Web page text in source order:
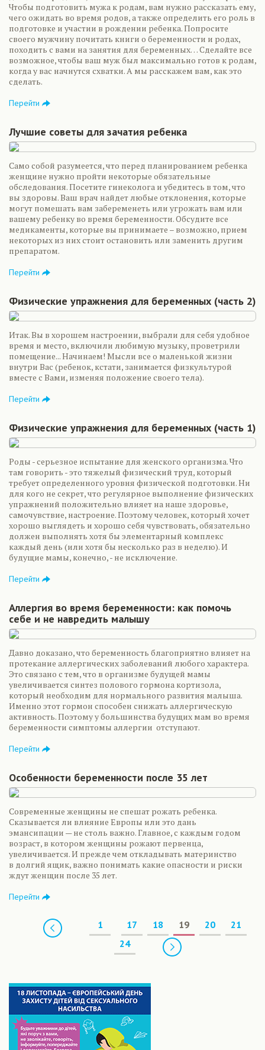
Чтобы подготовить мужа к родам, вам нужно рассказать ему,
чего ожидать во время родов, а также определить его роль в
подготовке и участии в рождении ребенка. Попросите
своего мужчину почитать книги о беременности и родах,
походить с вами на занятия для беременных… Сделайте все
возможное, чтобы ваш муж был максимально готов к родам,
когда у вас начнутся схватки. А мы расскажем вам, как это
сделать.
Перейти
Лучшие советы для зачатия ребенка
Само собой разумеется, что перед планированием ребенка
женщине нужно пройти некоторые обязательные
обследования. Посетите гинеколога и убедитесь в том, что
вы здоровы. Ваш врач найдет любые отклонения, которые
могут помешать вам забеременеть или угрожать вам или
вашему ребенку во время беременности. Обсудите все
медикаменты, которые вы принимаете – возможно, прием
некоторых из них стоит остановить или заменить другим
препаратом.
Перейти
Физические упражнения для беременных (часть 2)
Итак. Вы в хорошем настроении, выбрали для себя удобное
время и место, включили любимую музыку, проветрили
помещение... Начинаем! Мысли все о маленькой жизни
внутри Вас (ребенок, кстати, занимается физкультурой
вместе с Вами, изменяя положение своего тела).
Перейти
Физические упражнения для беременных (часть 1)
Роды - серьезное испытание для женского организма. Что
там говорить - это тяжелый физический труд, который
требует определенного уровня физической подготовки. Ни
для кого не секрет, что регулярное выполнение физических
упражнений положительно влияет на наше здоровье,
самочувствие, настроение. Поэтому человек, который хочет
хорошо выглядеть и хорошо себя чувствовать, обязательно
должен выполнять хотя бы элементарный комплекс
каждый день (или хотя бы несколько раз в неделю). И
будущие мамы, конечно, - не исключение.
Перейти
Аллергия во время беременности: как помочь
себе и не навредить малышу
Давно доказано, что беременность благоприятно влияет на
протекание аллергических заболеваний любого характера.
Это связано с тем, что в организме будущей мамы
увеличивается синтез полового гормона кортизола,
который необходим для нормального развития малыша.
Именно этот гормон способен снижать аллергическую
активность. Поэтому у большинства будущих мам во время
беременности симптомы аллергии отступают.
Перейти
Особенности беременности после 35 лет
Современные женщины не спешат рожать ребенка.
Сказывается ли влияние Европы или это дань
эмансипации — не столь важно. Главное, с каждым годом
возраст, в котором женщины рожают первенца,
увеличивается. И прежде чем откладывать материнство
в долгий ящик, важно понимать какие опасности и риски
ждут женщин после 35 лет.
Перейти
Предыдущая
1 17 18 19 20
21
24